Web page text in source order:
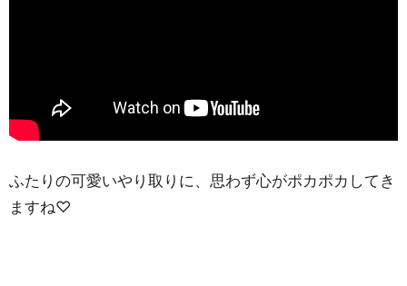
ふたりの可愛いやり取りに、思わず心がポカポカしてき
ますね♡